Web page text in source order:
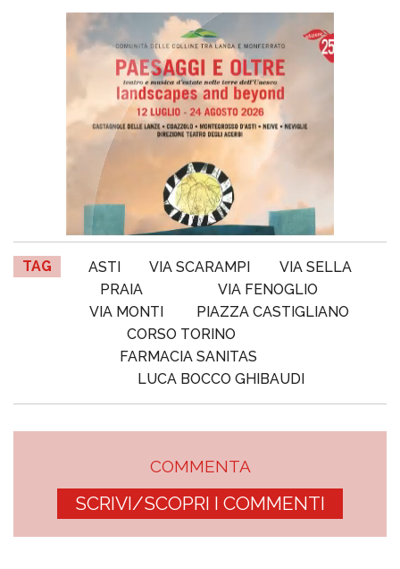
TAG ASTI VIA SCARAMPI
VIA SELLA
PRAIA
VIA FENOGLIO
VIA MONTI
PIAZZA CASTIGLIANO
CORSO TORINO
FARMACIA SANITAS
LUCA BOCCO GHIBAUDI
COMMENTA
SCRIVI/SCOPRI I COMMENTI